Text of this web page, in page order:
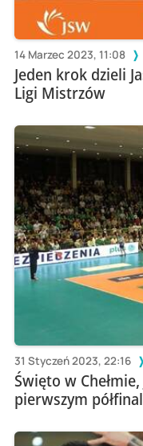
14 Marzec 2023, 11:08
Jeden krok dzieli
Ligi Mistrzów
31 Styczeń 2023, 22:16
Święto w
pierwszym